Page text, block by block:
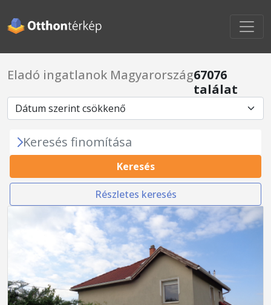
Eladó ingatlanok Magyarország67076
találat
Keresés finomítása
Keresés
Részletes keresés